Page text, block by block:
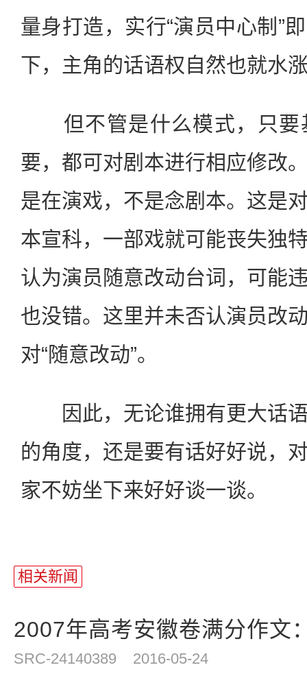
量身打造，实行“演员中心制”
下，主角的话语权自然也就水
但不管是什么模式，只要
要，都可对剧本进行相应修改
是在演戏，不是念剧本。这是
本宣科，一部戏就可能丧失独
认为演员随意改动台词，可能
也没错。这里并未否认演员改
对“随意改动”。
因此，无论谁拥有更大话语
的角度，还是要有话好好说，
家不妨坐下来好好谈一谈。
相关新闻
2007年高考安徽卷满分作文
SRC-24140389 2016-05-24